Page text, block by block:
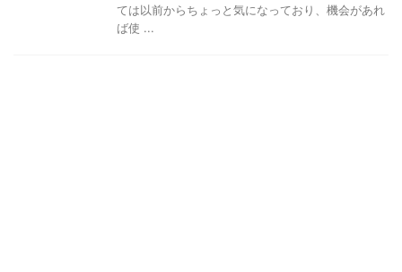
ては以前からちょっと気になっており、機会があれ
ば使 ...